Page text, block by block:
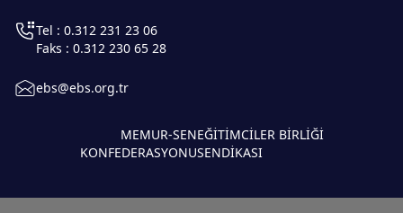
MEMUR-SEN
KONFEDERASYONU
EĞİTİMCİLER BİRLİĞİ
SENDİKASI
Tel : 0.312 231 23 06
Faks : 0.312 230 65 28
ebs@ebs.org.tr